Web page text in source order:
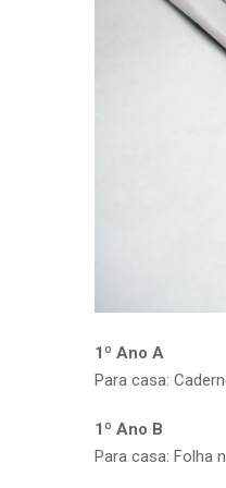
1º Ano A
Para casa:
1º Ano B
Para casa: Folha